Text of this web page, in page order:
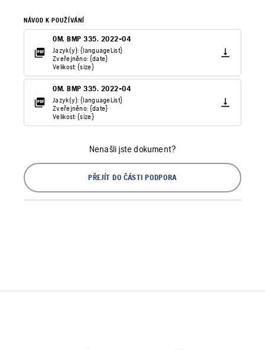
NÁVOD K POUŽÍVÁNÍ
OM. BMP 335. 2022-04
Jazyk(y): {languageList}
Zveřejněno: {date}
Velikost: {size}
OM. BMP 335. 2022-04
Jazyk(y): {languageList}
Zveřejněno: {date}
Velikost: {size}
Nenašli jste dokument?
PŘEJÍT DO ČÁSTI PODPORA